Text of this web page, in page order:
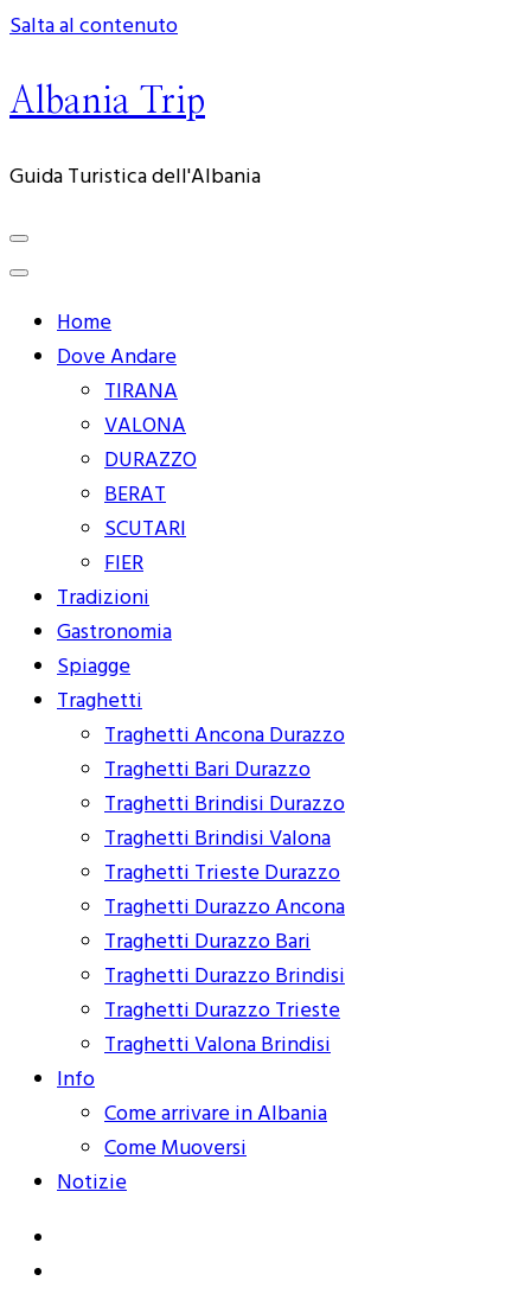
Salta al contenuto
Albania Trip
Guida Turistica dell'Albania
Home
Dove Andare
TIRANA
VALONA
DURAZZO
BERAT
SCUTARI
FIER
Tradizioni
Gastronomia
Spiagge
Traghetti
Traghetti Ancona Durazzo
Traghetti Bari Durazzo
Traghetti Brindisi Durazzo
Traghetti Brindisi Valona
Traghetti Trieste Durazzo
Traghetti Durazzo Ancona
Traghetti Durazzo Bari
Traghetti Durazzo Brindisi
Traghetti Durazzo Trieste
Traghetti Valona Brindisi
Info
Come arrivare in Albania
Come Muoversi
Notizie